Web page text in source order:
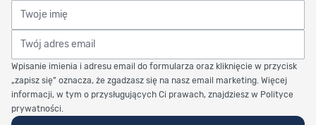
Twoje imię
Twój adres email
Wpisanie imienia i adresu email do formularza oraz kliknięcie w przycisk
„zapisz się” oznacza, że zgadzasz się na nasz email marketing. Więcej
informacji, w tym o przysługujących Ci prawach, znajdziesz w Polityce
prywatności.